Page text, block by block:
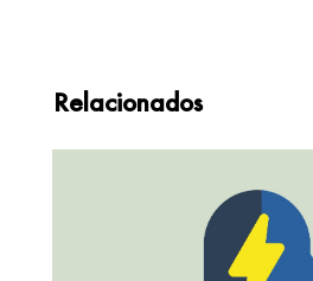
Relacionados